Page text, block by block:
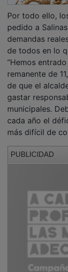
pedido a
demandas
de todos en lo
“Hemos
remanente de
de que el
gastar
municipales.
cada año el
más difícil de